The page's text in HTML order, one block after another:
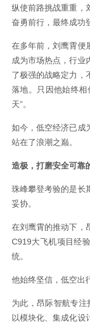
纵使前路挑战重重，
奋勇前行，最终成功
在多年前，刘鹰霄便
成为市场热点，行业
了极强的战略定力，
落地。只因他始终
天”。
如今，低空经济已成
站在了浪潮之巅。
造极，打磨安全可靠
珠峰攀登考验的是长
妥协。
在刘鹰霄的推动下，
C919大飞机项目经
统。
他始终坚信，低空出
为此，昂际智航专注
以模块化、集成化设